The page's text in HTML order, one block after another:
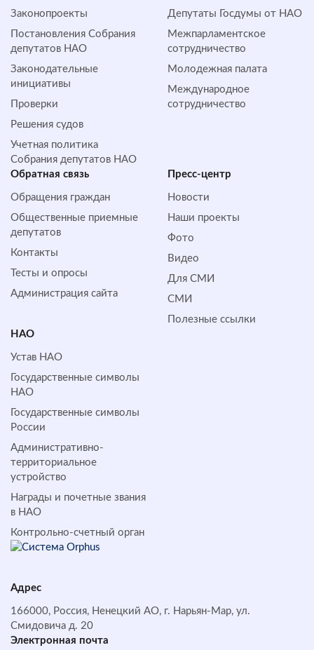
Законопроекты
Постановления Собрания
депутатов НАО
Законодательные
инициативы
Проверки
Решения судов
Учетная политика
Собрания депутатов НАО
Депутаты Госдумы от НАО
Межпарламентское
сотрудничество
Молодежная палата
Международное
сотрудничество
Обратная cвязь
Обращения граждан
Общественные приемные
депутатов
Контакты
Тесты и опросы
Администрация сайта
Пресс-центр
Новости
Наши проекты
Фото
Видео
Для СМИ
СМИ
Полезные ссылки
НАО
Устав НАО
Государственные символы
НАО
Государственные символы
России
Административно-
территориальное
устройство
Награды и почетные звания
в НАО
Контрольно-счетный орган
Адрес
166000, Россия, Ненецкий АО, г. Нарьян-Мар, ул.
Смидовича д. 20
Электронная почта